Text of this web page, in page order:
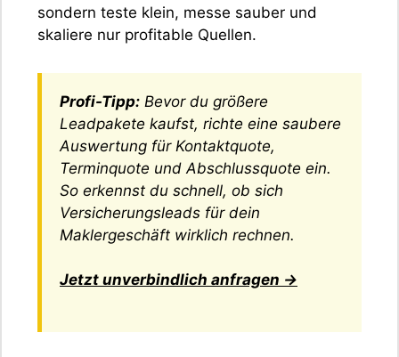
sondern teste klein, messe sauber und
skaliere nur profitable Quellen.
Profi-Tipp: Bevor du größere
Leadpakete kaufst, richte eine saubere
Auswertung für Kontaktquote,
Terminquote und Abschlussquote ein.
So erkennst du schnell, ob sich
Versicherungsleads für dein
Maklergeschäft wirklich rechnen.
Jetzt unverbindlich anfragen →